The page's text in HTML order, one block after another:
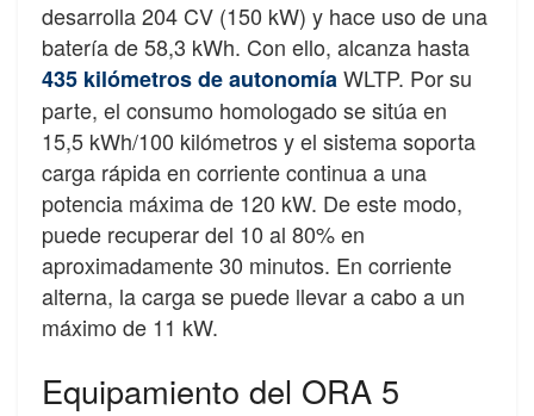
desarrolla 204 CV (150 kW) y hace uso de una
batería de 58,3 kWh. Con ello, alcanza hasta
435 kilómetros de autonomíaWLTP. Por su
parte, el consumo homologado se sitúa en
15,5 kWh/100 kilómetros y el sistema soporta
carga rápida en corriente continua a una
potencia máxima de 120 kW. De este modo,
puede recuperar del 10 al 80% en
aproximadamente 30 minutos. En corriente
alterna, la carga se puede llevar a cabo a un
máximo de 11 kW.
Equipamiento del ORA 5